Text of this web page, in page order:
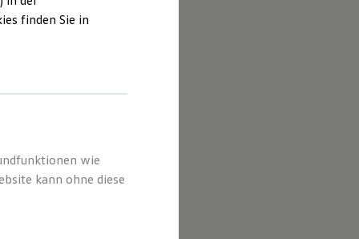
finden Sie in
wie
kann ohne diese